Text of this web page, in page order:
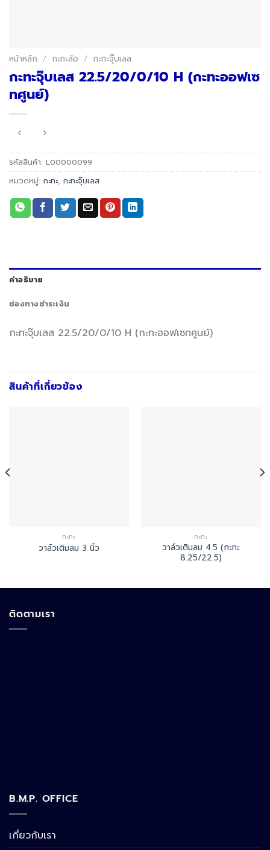
หน้าหลัก / กะทะล้อ / กะทะจุ๊บเลส
กะทะจุ๊บเลส 22.5/20/0/10 H (กะทะออฟเซ
ทศูนย์)
รหัสสินค้า: L00000099
หมวดหมู่: กะทะ, กะทะจุ๊บเลส
คำอธิบาย
ช่องทางชำระเงิน
กะทะจุ๊บเลส 22.5/20/0/10 H (กะทะออฟเซทศูนย์)
สินค้าที่เกี่ยวข้อง
กะทะ
วาล์วเติมลม 3 นิ้ว
กะทะ
วาล์วเติมลม 4.5 (กะทะ
8.25/22.5)
ติดตามเรา
B.M.P. OFFICE
เกี่ยวกับเรา